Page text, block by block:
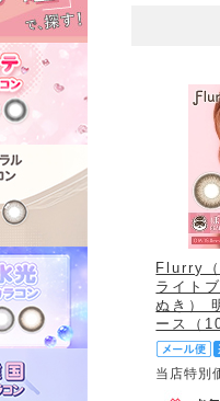
Flurry
ライト
ぬき）
ース（
当店特別